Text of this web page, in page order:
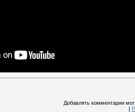
Добавлять комментарии
[